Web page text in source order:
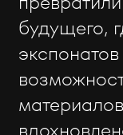
будущего,